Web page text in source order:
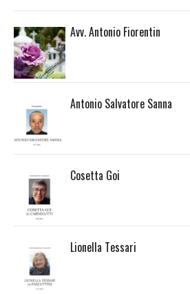
Avv. Antonio Fiorentin
Antonio Salvatore Sanna
Cosetta Goi
Lionella Tessari